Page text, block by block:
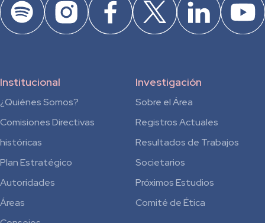
Institucional
¿Quiénes Somos?
Comisiones Directivas
históricas
Plan Estratégico
Autoridades
Áreas
Investigación
Sobre el Área
Registros Actuales
Resultados de Trabajos
Societarios
Próximos Estudios
Comité de Ética